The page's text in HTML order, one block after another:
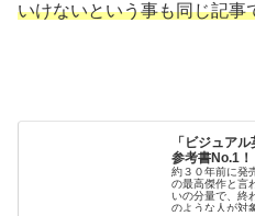
いけないという事も同じ記事
「ビジュア
参考書No.1！
約３０年前に発
の最高傑作と言
いの分量で、終
のような人が対